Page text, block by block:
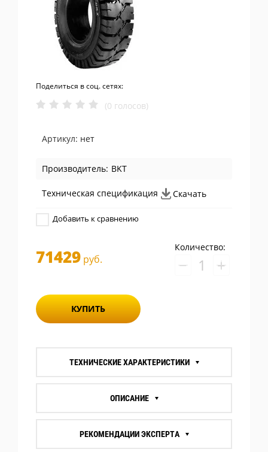
Поделиться в соц. сетях:
(0 голосов)
Артикул: нет
Производитель: BKT
Техническая спецификация Скачать
Добавить к сравнению
71429 руб.
Количество:
− +
КУПИТЬ
ТЕХНИЧЕСКИЕ ХАРАКТЕРИСТИКИ
ОПИСАНИЕ
РЕКОМЕНДАЦИИ ЭКСПЕРТА